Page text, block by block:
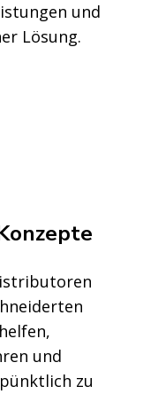
und
Lösung.
und
zu